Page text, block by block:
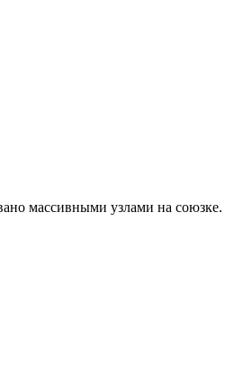
массивными узлами на союзке.